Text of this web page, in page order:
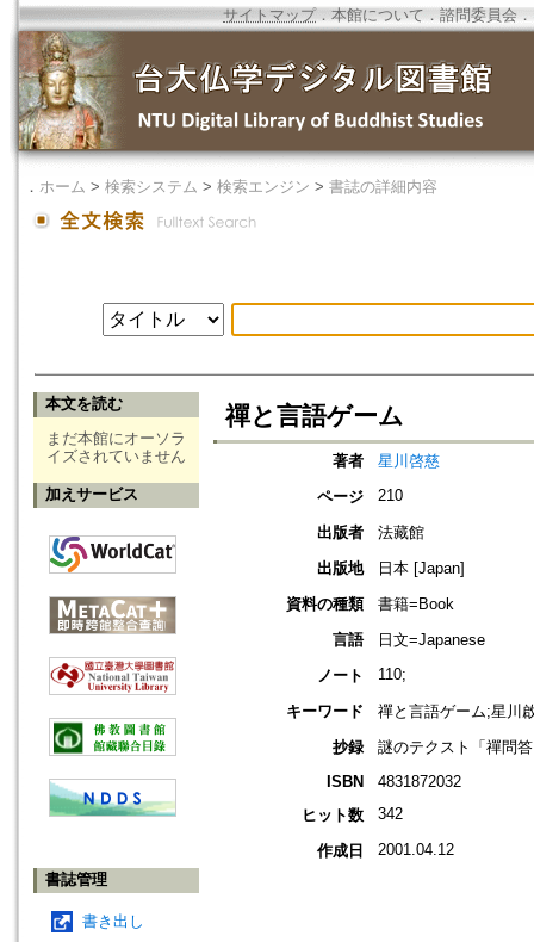
サイトマップ．本館について ． 諮問委員会 ．
． ホーム > 検索システム > 検索エンジン > 書誌の詳細内容
本文を読む
まだ本館にオーソラ
イズされていません
加えサービス
書誌管理
書き出し
禪と言語ゲーム
著者
星川啓慈
ページ
210
出版者
法藏館
出版地
日本 [Japan]
資料の種類
書籍=Book
言語
日文=Japanese
ノート
110;
キーワード
禪と言語ゲーム;星川
抄録
謎のテクスト「禪問
ISBN
4831872032
ヒット数
342
作成日 2001.04.12